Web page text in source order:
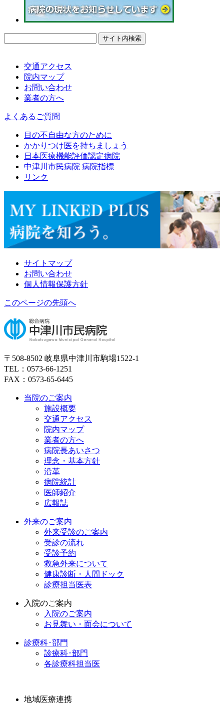
交通アクセス
院内マップ
お問い合わせ
業者の方へ
よくあるご質問
目の不自由な方のために
かかりつけ医を持ちましょう
日本医療機能評価認定病院
中津川市民病院 病院指標
リンク
サイトマップ
お問い合わせ
個人情報保護方針
このページの先頭へ
〒508-8502 岐阜県中津川市駒場1522-1
TEL：0573-66-1251
FAX：0573-65-6445
当院のご案内
施設概要
交通アクセス
院内マップ
業者の方へ
病院長あいさつ
理念・基本方針
沿革
病院統計
医師紹介
広報誌
外来のご案内
外来受診のご案内
受診の流れ
受診予約
救急外来について
健康診断・人間ドック
診療担当医表
入院のご案内
入院のご案内
お見舞い・面会について
診療科･部門
診療科･部門
各診療科担当医
地域医療連携